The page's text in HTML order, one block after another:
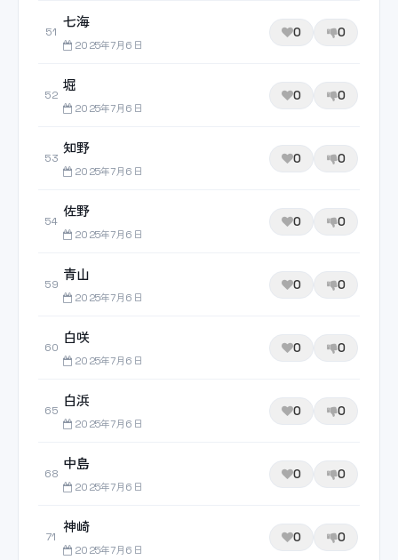
51
七海
2025年7月6日
0 0
52
堀
2025年7月6日
0 0
53
知野
2025年7月6日
0 0
54
佐野
2025年7月6日
0 0
59
青山
2025年7月6日
0 0
60
白咲
2025年7月6日
0 0
65
白浜
2025年7月6日
0 0
68
中島
2025年7月6日
0 0
71
神崎
2025年7月6日
0 0